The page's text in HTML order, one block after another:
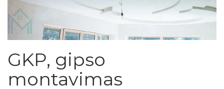
GKP, gipso
montavimas